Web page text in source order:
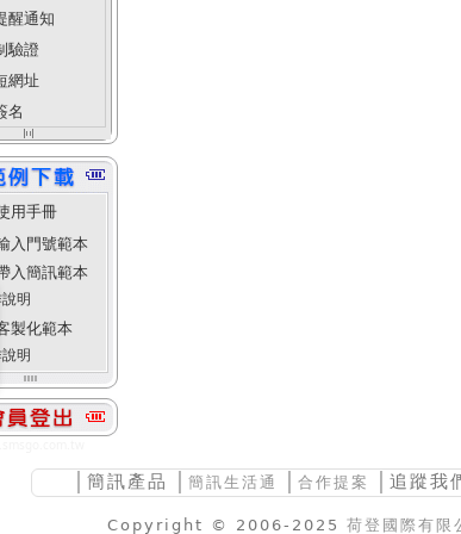
醒通知
驗證
網址
名
align_justify_space_even
用手冊
入門號範本
入簡訊範本
說明
製化範本
說明
簡訊產品 簡訊生活通 合作提案 │追蹤我
Copyright © 2006-2025 荷登國際有限